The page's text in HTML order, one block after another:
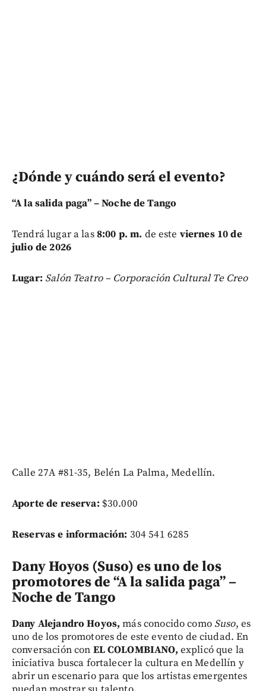
¿Dónde y cuándo será el evento?
“A la salida paga” – Noche de Tango
Tendrá lugar a las8:00 p. m. de este viernes 10 de
julio de 2026
Lugar: Salón Teatro – Corporación Cultural Te Creo
Calle 27A #81-35, Belén La Palma, Medellín.
Aporte de reserva: $30.000
Reservas e información: 304 541 6285
Dany Hoyos (Suso) es uno de los
promotores de “A la salida paga” –
Noche de Tango
Dany Alejandro Hoyos, más conocido como Suso, es
uno de los promotores de este evento de ciudad. En
conversación con EL COLOMBIANO, explicó que la
iniciativa busca fortalecer la cultura en Medellín y
abrir un escenario para que los artistas emergentes